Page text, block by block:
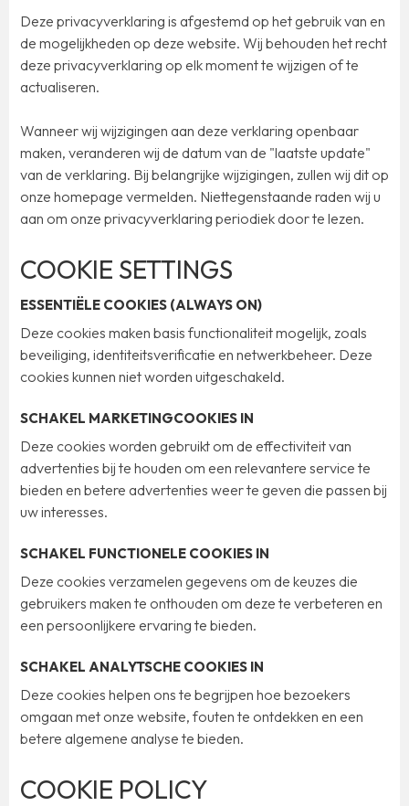
Deze privacyverklaring is afgestemd op het gebruik van en
de mogelijkheden op deze website. Wij behouden het recht
deze privacyverklaring op elk moment te wijzigen of te
actualiseren.
Wanneer wij wijzigingen aan deze verklaring openbaar
maken, veranderen wij de datum van de "laatste update"
van de verklaring. Bij belangrijke wijzigingen, zullen wij dit op
onze homepage vermelden. Niettegenstaande raden wij u
aan om onze privacyverklaring periodiek door te lezen.
COOKIE SETTINGS
ESSENTIËLE COOKIES (ALWAYS ON)
Deze cookies maken basis functionaliteit mogelijk, zoals
beveiliging, identiteitsverificatie en netwerkbeheer. Deze
cookies kunnen niet worden uitgeschakeld.
SCHAKEL MARKETINGCOOKIES IN
Deze cookies worden gebruikt om de effectiviteit van
advertenties bij te houden om een relevantere service te
bieden en betere advertenties weer te geven die passen bij
uw interesses.
SCHAKEL FUNCTIONELE COOKIES IN
Deze cookies verzamelen gegevens om de keuzes die
gebruikers maken te onthouden om deze te verbeteren en
een persoonlijkere ervaring te bieden.
SCHAKEL ANALYTSCHE COOKIES IN
Deze cookies helpen ons te begrijpen hoe bezoekers
omgaan met onze website, fouten te ontdekken en een
betere algemene analyse te bieden.
COOKIE POLICY